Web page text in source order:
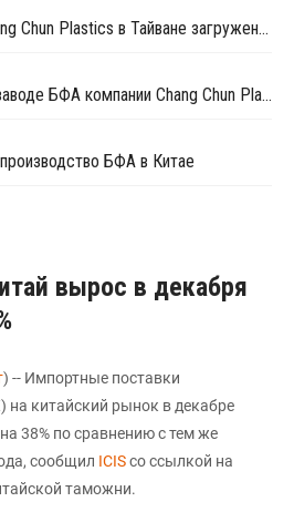
Завод БФА компании Chang Chun Plastics в Тайване загружен в июне на 90%
Загрузка мощностей на заводе БФА компании Chang Chun Plastics в Китае составляет 90%
БФА в Китае
вырос в декабря
) -- Импортные поставки
на китайский рынок в декабре
38% по сравнению с тем же
сообщил ICISсо ссылкой на
таможни.